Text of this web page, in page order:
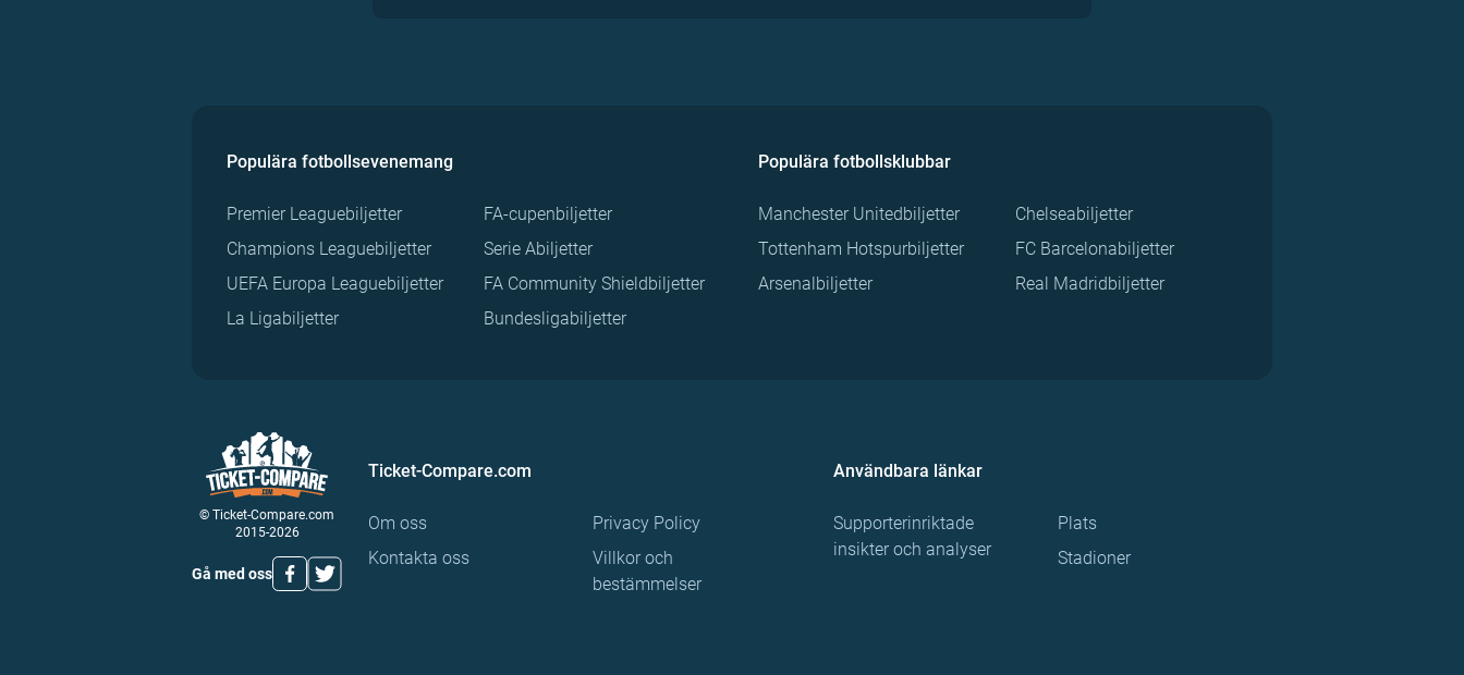
Populära fotbollsevenemang
Premier Leaguebiljetter
Champions Leaguebiljetter
UEFA Europa Leaguebiljetter
La Ligabiljetter
FA-cupenbiljetter
Serie Abiljetter
FA Community Shieldbiljetter
Bundesligabiljetter
Populära fotbollsklubbar
Manchester Unitedbiljetter
Tottenham Hotspurbiljetter
Arsenalbiljetter
Chelseabiljetter
FC Barcelonabiljetter
Real Madridbiljetter
© Ticket-Compare.com
2015-2026
Gå med oss
Ticket-Compare.com
Om oss
Kontakta oss
Privacy Policy
Villkor och
bestämmelser
Användbara länkar
Supporterinriktade
insikter och analyser
Plats
Stadioner